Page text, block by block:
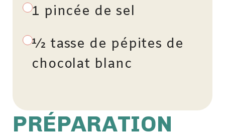
1 pincée de sel
½ tasse de pépites de
chocolat blanc
PRÉPARATION